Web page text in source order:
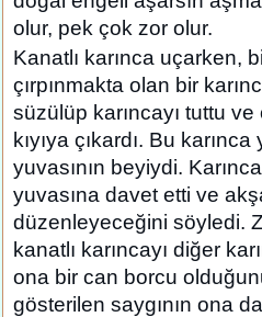
olur, pek çok zor olur.
Kanatlı karınca uçarken,
çırpınmakta olan bir
süzülüp karıncayı tuttu
kıyıya çıkardı. Bu
yuvasının beyiydi.
yuvasına davet etti ve
düzenleyeceğini söyledi.
kanatlı karıncayı diğer
ona bir can borcu
gösterilen saygının ona